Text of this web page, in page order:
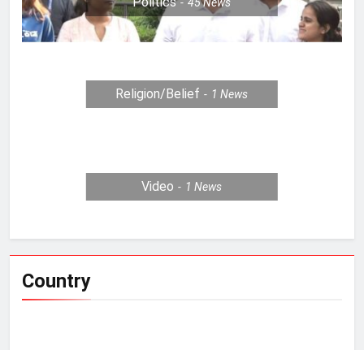
Religion/Belief 1News
Video 1News
Country